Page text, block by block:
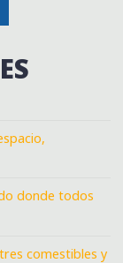
donde todos
comestibles y